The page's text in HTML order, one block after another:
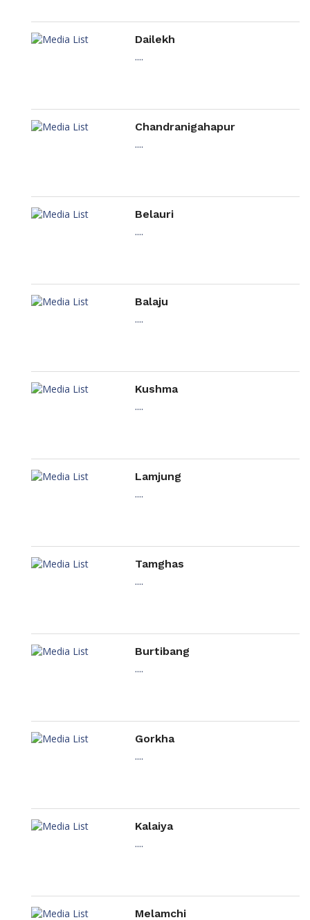
Dailekh
....
Chandranigahapur
....
Belauri
....
Balaju
....
Kushma
....
Lamjung
....
Tamghas
....
Burtibang
....
Gorkha
....
Kalaiya
....
Melamchi